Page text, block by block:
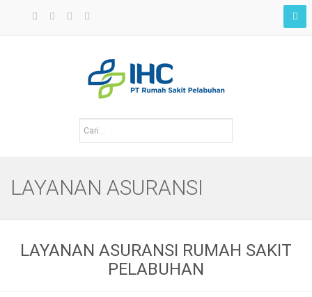
LAYANAN ASURANSI
LAYANAN ASURANSI RUMAH SAKIT
PELABUHAN